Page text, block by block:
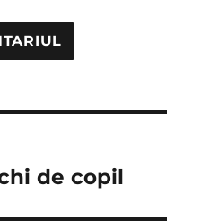
de copil